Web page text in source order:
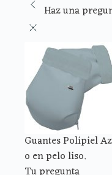
Haz una
Guantes Polipiel
o en pelo liso.